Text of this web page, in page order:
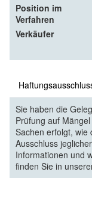
Position im
Verfahren
Verkäufer
Sie haben die
Prüfung auf
Sachen erfolgt, wie
Ausschluss
Informationen und
finden Sie in